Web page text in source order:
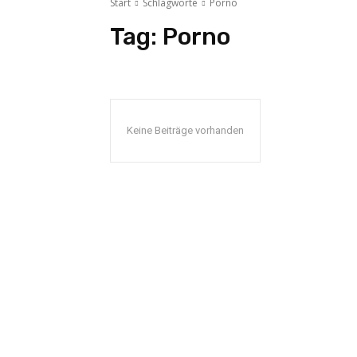
Start Schlagworte Porno
Tag: Porno
Keine Beiträge vorhanden